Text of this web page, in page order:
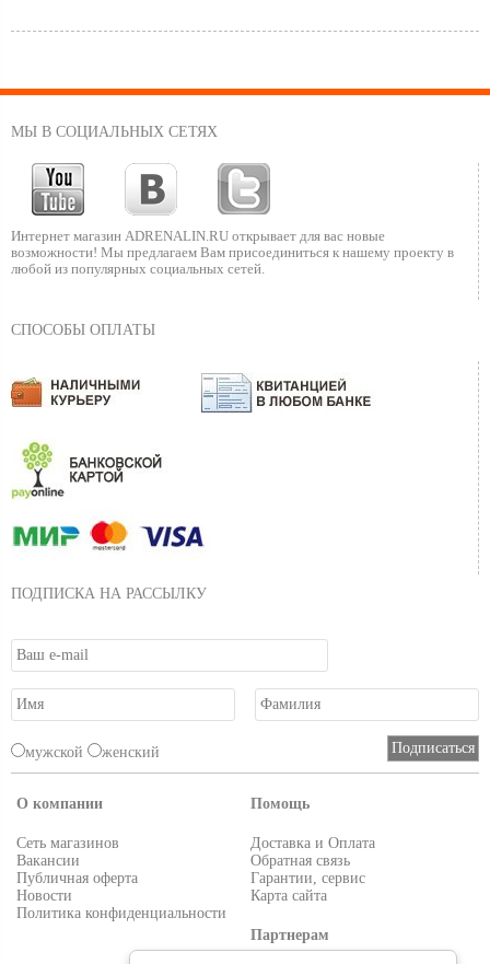
МЫ В СОЦИАЛЬНЫХ СЕТЯХ
Интернет магазин ADRENALIN.RU открывает для вас новые
возможности! Мы предлагаем Вам присоединиться к нашему проекту в
любой из популярных социальных сетей.
СПОСОБЫ ОПЛАТЫ
ПОДПИСКА НА РАССЫЛКУ
мужской женский
О компании
Сеть магазинов
Вакансии
Публичная оферта
Новости
Политика конфиденциальности
Помощь
Доставка и Оплата
Обратная связь
Гарантии, сервис
Карта сайта
Партнерам